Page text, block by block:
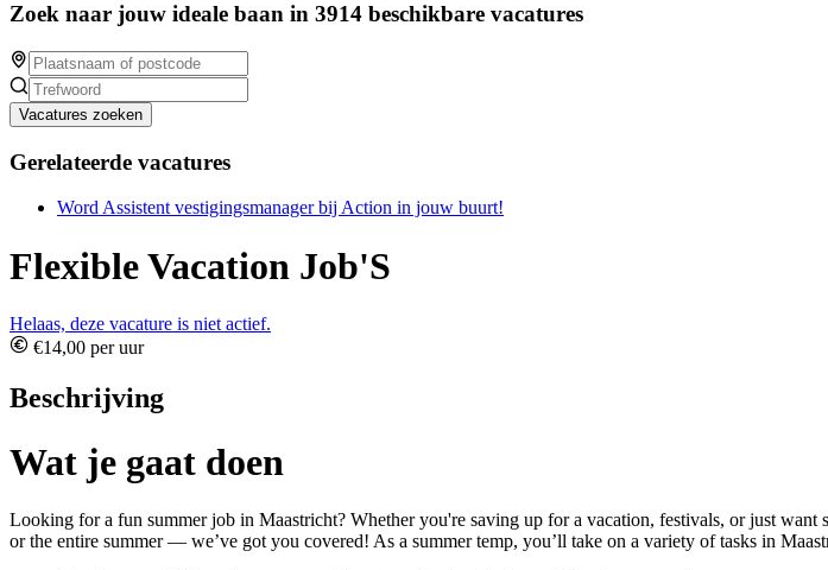
Zoek naar jouw ideale baan in 3914 beschikbare vacatures
Vacatures zoeken
Gerelateerde vacatures
Word Assistent vestigingsmanager bij Action in jouw buurt!
Flexible Vacation Job'S
Helaas, deze vacature is niet actief.
€14,00 per uur
Beschrijving
Wat je gaat doen
Looking for a fun summer job in Maastricht? Whether you're saving up for a vacation, festivals, or just
or the entire summer — we’ve got you covered! As a summer temp, you’ll take on a variety of tasks in